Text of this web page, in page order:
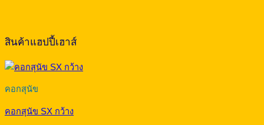
สินค้าแฮปปี้เฮาส์
คอกสุนัข
คอกสุนัข SX กว้าง